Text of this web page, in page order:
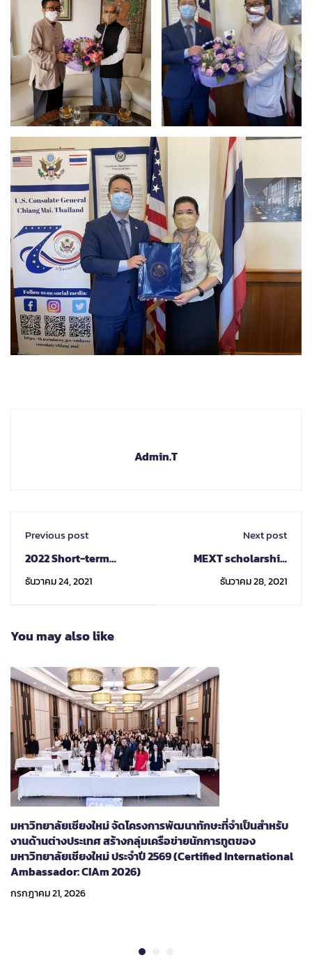
Admin.T
Previous post
2022 Short-term
Exchange Study at
MuroranIT
ธันวาคม 24, 2021
Next post
MEXT scholarship
2022
ธันวาคม 28, 2021
You may also like
มหาวิทยาลัยเชียงใหม่ จัดโครงการพัฒนาทักษะที่จำเป็นสำหรับ
งานด้านต่างประเทศ สร้างกลุ่มเครือข่ายนักการทูตของ
มหาวิทยาลัยเชียงใหม่ ประจำปี 2569 (Certified International
Ambassador: CIAm 2026)
กรกฎาคม 21, 2026